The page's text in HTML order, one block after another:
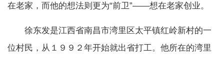
在老家，而他的想法则更为“前卫”——想在老家创业。
徐东发是江西省南昌市湾里区太平镇红岭新村的一
位村民，从１９９２年开始就出省打工。他所在的湾里